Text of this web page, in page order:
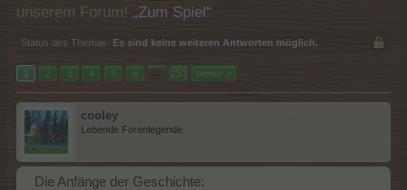
unserem Forum! „Zum Spiel“
Status des Themas: Es sind keine weiteren Antworten möglich.
1 2 3 4 5 6 → 251 Weiter >
cooley
Lebende Forenlegende
Die Anfänge der Geschichte: